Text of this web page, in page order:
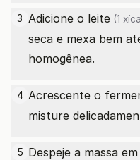
3 Adicione o leite (1
seca e mexa bem
homogênea.
4 Acrescente o
misture
5 Despeje a massa